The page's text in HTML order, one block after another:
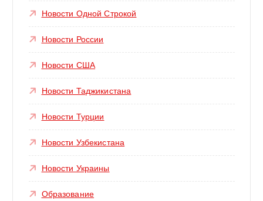
Новости Одной Строкой
Новости России
Новости США
Новости Таджикистана
Новости Турции
Новости Узбекистана
Новости Украины
Образование